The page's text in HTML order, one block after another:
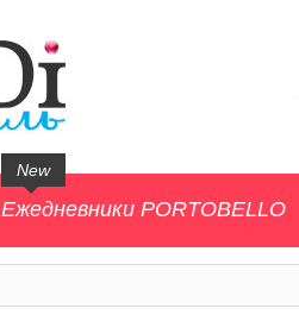
Ежедневники PORTOBELLO
New